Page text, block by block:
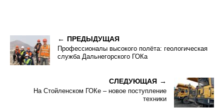
ПРЕДЫДУЩАЯ
Профессионалы высокого полёта: геологическая
служба Дальнегорского ГОКа
СЛЕДУЮЩАЯ
На Стойленском ГОКе – новое поступление
техники